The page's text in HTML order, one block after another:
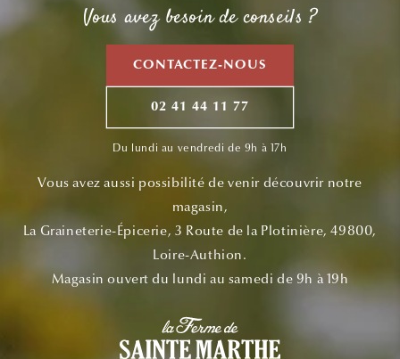
Vous avez besoin de conseils ?
CONTACTEZ-NOUS
02 41 44 11 77
Du lundi au vendredi de 9h à 17h
Vous avez aussi possibilité de venir découvrir notre
magasin,
La Graineterie-Épicerie, 3 Route de la Plotinière, 49800,
Loire-Authion.
Magasin ouvert du lundi au samedi de 9h à 19h